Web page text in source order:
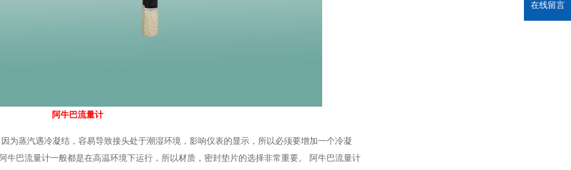
阿牛巴流量计
蒸汽遇冷凝结，容易导致接头处于潮湿环境，影响仪表的显示，所以必须要增加一个冷凝
牛巴流量计一般都是在高温环境下运行，所以材质，密封垫片的选择非常重要。 阿牛巴流量计
在线留言